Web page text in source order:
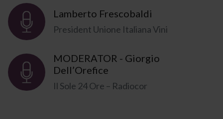
Lamberto Frescobaldi
President Unione Italiana Vini
MODERATOR - Giorgio
Dell’Orefice
Il Sole 24 Ore – Radiocor